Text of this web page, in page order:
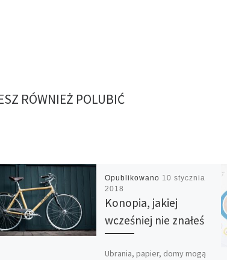
RÓWNIEŻ POLUBIĆ
Opublikowano 10 stycznia
2018
Konopia, jakiej
wcześniej nie znałeś
Ubrania, papier, domy mogą